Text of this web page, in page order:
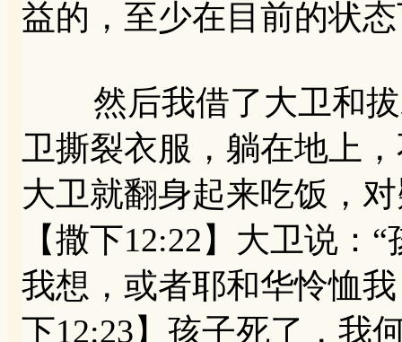
益的，至少在目前的状
然后我借了大卫和拔
卫撕裂衣服，躺在地上
大卫就翻身起来吃饭，
【撒下12:22】大卫说：
我想，或者耶和华怜恤
下12:23】孩子死了，我